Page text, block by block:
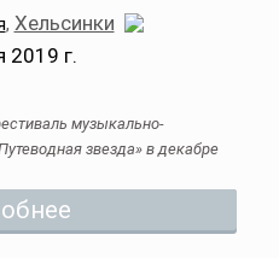
, Хельсинки
2019 г.
музыкально-
звезда» в декабре